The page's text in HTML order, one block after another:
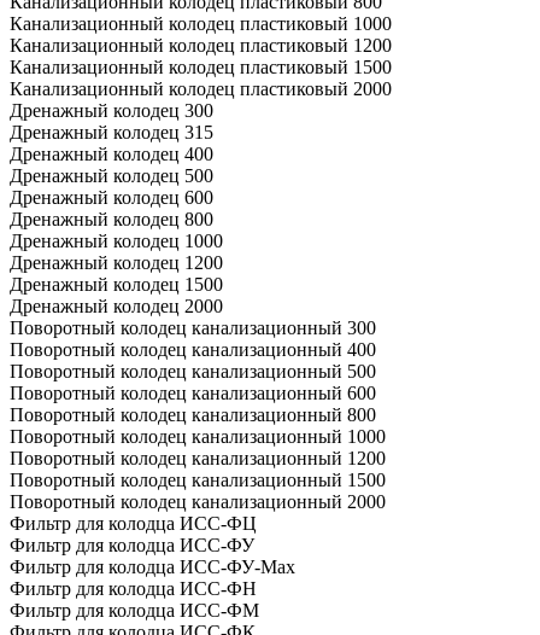
Канализационный колодец пластиковый 1000
Канализационный колодец пластиковый 1200
Канализационный колодец пластиковый 1500
Канализационный колодец пластиковый 2000
Дренажный колодец 300
Дренажный колодец 315
Дренажный колодец 400
Дренажный колодец 500
Дренажный колодец 600
Дренажный колодец 800
Дренажный колодец 1000
Дренажный колодец 1200
Дренажный колодец 1500
Дренажный колодец 2000
Поворотный колодец канализационный 300
Поворотный колодец канализационный 400
Поворотный колодец канализационный 500
Поворотный колодец канализационный 600
Поворотный колодец канализационный 800
Поворотный колодец канализационный 1000
Поворотный колодец канализационный 1200
Поворотный колодец канализационный 1500
Поворотный колодец канализационный 2000
Фильтр для колодца ИСС-ФЦ
Фильтр для колодца ИСС-ФУ
Фильтр для колодца ИСС-ФУ-Мах
Фильтр для колодца ИСС-ФН
Фильтр для колодца ИСС-ФМ